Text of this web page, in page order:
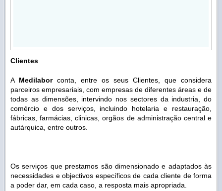
Clientes
A Medilabor conta, entre os seus Clientes, que considera
parceiros empresariais, com empresas de diferentes áreas e de
todas as dimensões, intervindo nos sectores da industria, do
comércio e dos serviços, incluindo hotelaria e restauração,
fábricas, farmácias, clinicas, orgãos de administração central e
autárquica, entre outros.
Os serviços que prestamos são dimensionado e adaptados às
necessidades e objectivos específicos de cada cliente de forma
a poder dar, em cada caso, a resposta mais apropriada.